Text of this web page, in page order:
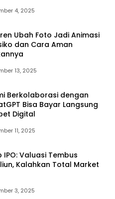
4, 2025
Ubah Foto Jadi Animasi
dan Cara Aman
13, 2025
Berkolaborasi dengan
Bisa Bayar Langsung
Digital
11, 2025
IPO: Valuasi Tembus
Kalahkan Total Market
3, 2025